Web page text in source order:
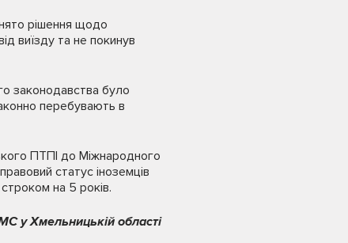
рішення щодо
виїзду та не покинув
законодавства було
перебувають в
ПТПІ до Міжнародного
статус іноземців
на 5 років.
у Хмельницькій області